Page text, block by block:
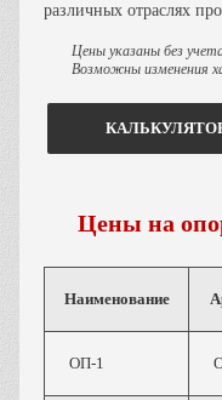
различных отраслях
Цены указаны без
Возможны изменения
Цены на
Наименование
ОП-1